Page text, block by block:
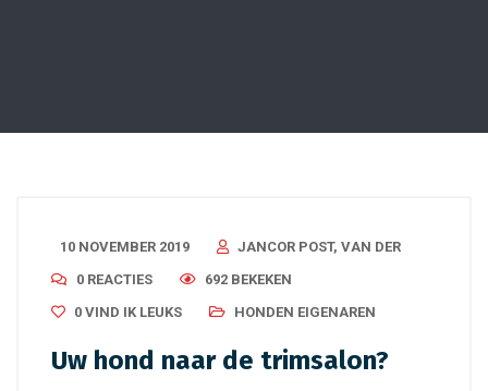
10 NOVEMBER 2019
JANCOR POST, VAN DER
0 REACTIES
692 BEKEKEN
0 VIND IK LEUKS HONDEN EIGENAREN
Uw hond naar de trimsalon?